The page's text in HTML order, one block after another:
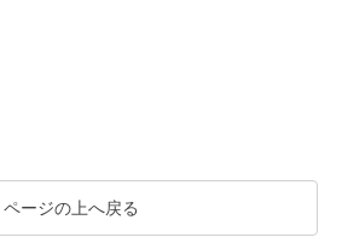
ページの上へ戻る